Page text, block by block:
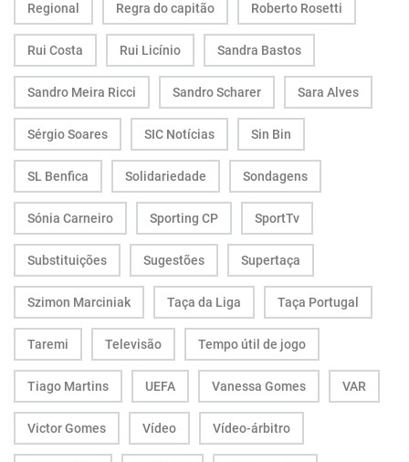
Regional Regra do capitão Roberto Rosetti
Rui Costa Rui Licínio Sandra Bastos
Sandro Meira Ricci Sandro Scharer Sara Alves
Sérgio Soares SIC Notícias Sin Bin
SL Benfica Solidariedade Sondagens
Sónia Carneiro Sporting CP SportTv
Substituições Sugestões Supertaça
Szimon Marciniak Taça da Liga Taça Portugal
Taremi Televisão Tempo útil de jogo
Tiago Martins UEFA Vanessa Gomes VAR
Victor Gomes Vídeo Vídeo-árbitro